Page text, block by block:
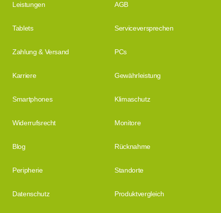
Leistungen AGB
Tablets Serviceversprechen
Zahlung & Versand PCs
Karriere Gewährleistung
Smartphones Klimaschutz
Widerrufsrecht Monitore
Blog Rücknahme
Peripherie Standorte
Datenschutz Produktvergleich